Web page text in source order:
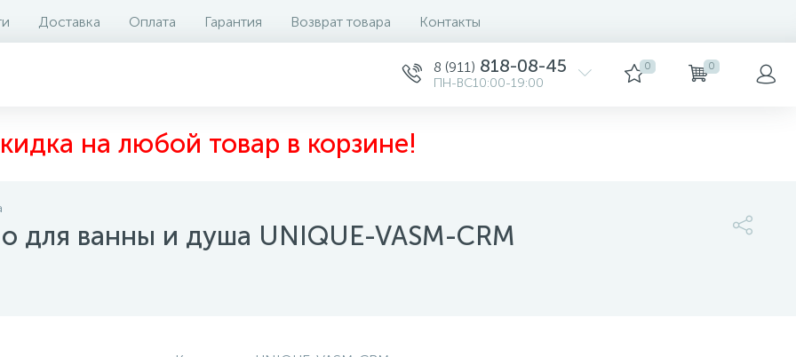
Доставка Оплата Гарантия Возврат товара Контакты
8 (911) 818-08-45
ПН-ВС10:00-19:00
0 0
на любой товар в корзине!
для ванны и душа UNIQUE-VASM-CRM
на складе Отзывы 0